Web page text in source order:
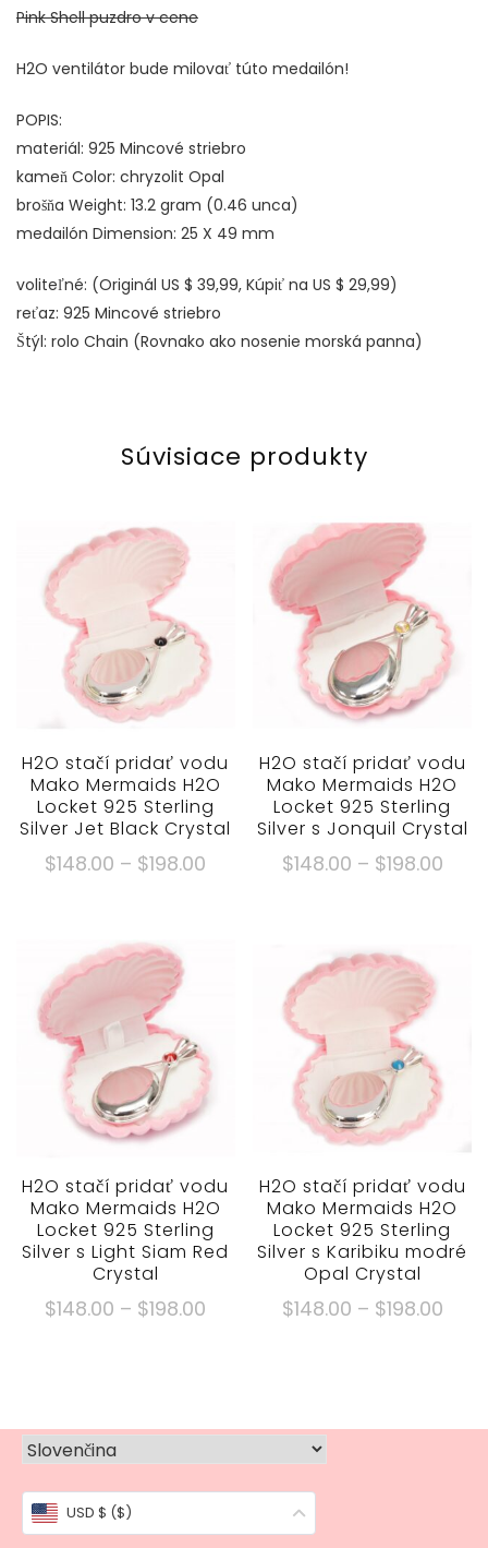
Pink Shell puzdro v cene
H2O ventilátor bude milovať túto medailón!
POPIS:
materiál: 925 Mincové striebro
kameň Color: chryzolit Opal
brošňa Weight: 13.2 gram (0.46 unca)
medailón Dimension: 25 X 49 mm
voliteľné: (Originál US $ 39,99, Kúpiť na US $ 29,99)
reťaz: 925 Mincové striebro
Štýl: rolo Chain (Rovnako ako nosenie morská panna)
Súvisiace produkty
H2O stačí pridať vodu
Mako Mermaids H2O
Locket 925 Sterling
Silver Jet Black Crystal
$148.00 – $198.00
má
viacero
variantov.
Možnosti
si
môžete
vybrať
stránke
produktu
H2O stačí pridať vodu
Mako Mermaids H2O
Locket 925 Sterling
Silver s Jonquil Crystal
$148.00 – $198.00
má
viacero
variantov.
Možnosti
si
môžete
vybrať
stránke
produktu
H2O stačí pridať vodu
Mako Mermaids H2O
Locket 925 Sterling
Silver s Light Siam Red
Crystal
$148.00 – $198.00
$198.00
viacero
variantov.
Možnosti
si
H2O stačí pridať vodu
Mako Mermaids H2O
Locket 925 Sterling
Silver s Karibiku modré
Opal Crystal
$148.00 – $198.00
viacero
USD $ ($)